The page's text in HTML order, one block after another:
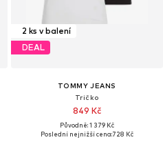
2 ks v balení
DEAL
TOMMY JEANS
Tričko
849 Kč
Původně: 1 379 Kč
Poslední nejnižší cena:728 Kč